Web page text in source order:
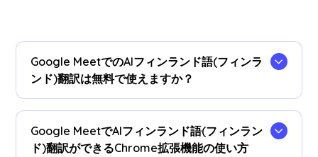
Google MeetでのAIフィンランド語(フィンラ
ンド)翻訳は無料で使えますか？
はい、無料でご利用いただけます。必要に応じて
プラン
をアップグレードして、フィンランド語(フ
ィンランド)翻訳時間を追加できます。
Google MeetでAIフィンランド語(フィンラン
ド)翻訳ができるChrome拡張機能の使い方